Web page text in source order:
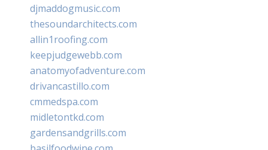
djmaddogmusic.com
thesoundarchitects.com
allin1roofing.com
keepjudgewebb.com
anatomyofadventure.com
drivancastillo.com
cmmedspa.com
midletontkd.com
gardensandgrills.com